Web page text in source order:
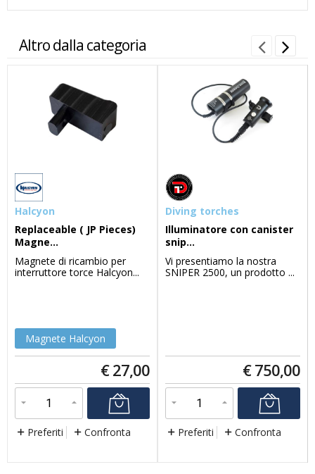
Altro dalla categoria
Halcyon
Replaceable ( JP Pieces)
Magne...
Magnete di ricambio per
interruttore torce Halcyon...
Magnete Halcyon
€ 27,00
Preferiti Confronta
Diving torches
Illuminatore con canister
snip...
Vi presentiamo la nostra
SNIPER 2500, un prodotto ...
€ 750,00
Preferiti Confronta